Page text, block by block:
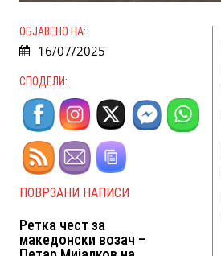
ОБЈАВЕНО НА:
16/07/2025
СПОДЕЛИ:
ПОВРЗАНИ НАПИСИ
Ретка чест за
македонски возач –